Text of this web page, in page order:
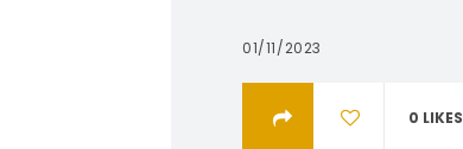
01/11/2023
0 LIKES